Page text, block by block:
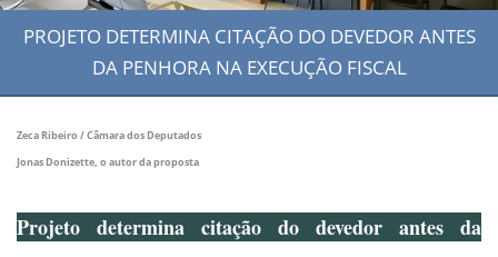
PROJETO DETERMINA CITAÇÃO DO DEVEDOR ANTES
DA PENHORA NA EXECUÇÃO FISCAL
Zeca Ribeiro / Câmara dos Deputados
Jonas Donizette, o autor da proposta
Projeto determina citação do devedor antes da